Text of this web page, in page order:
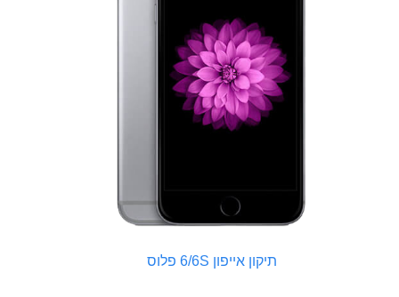
תיקון אייפון 6/6S פלוס